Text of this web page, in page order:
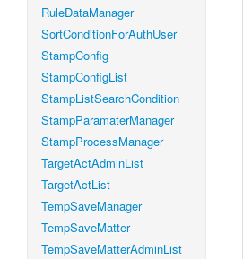
RuleDataManager
SortConditionForAuthUser
StampConfig
StampConfigList
StampListSearchCondition
StampParamaterManager
StampProcessManager
TargetActAdminList
TargetActList
TempSaveManager
TempSaveMatter
TempSaveMatterAdminList